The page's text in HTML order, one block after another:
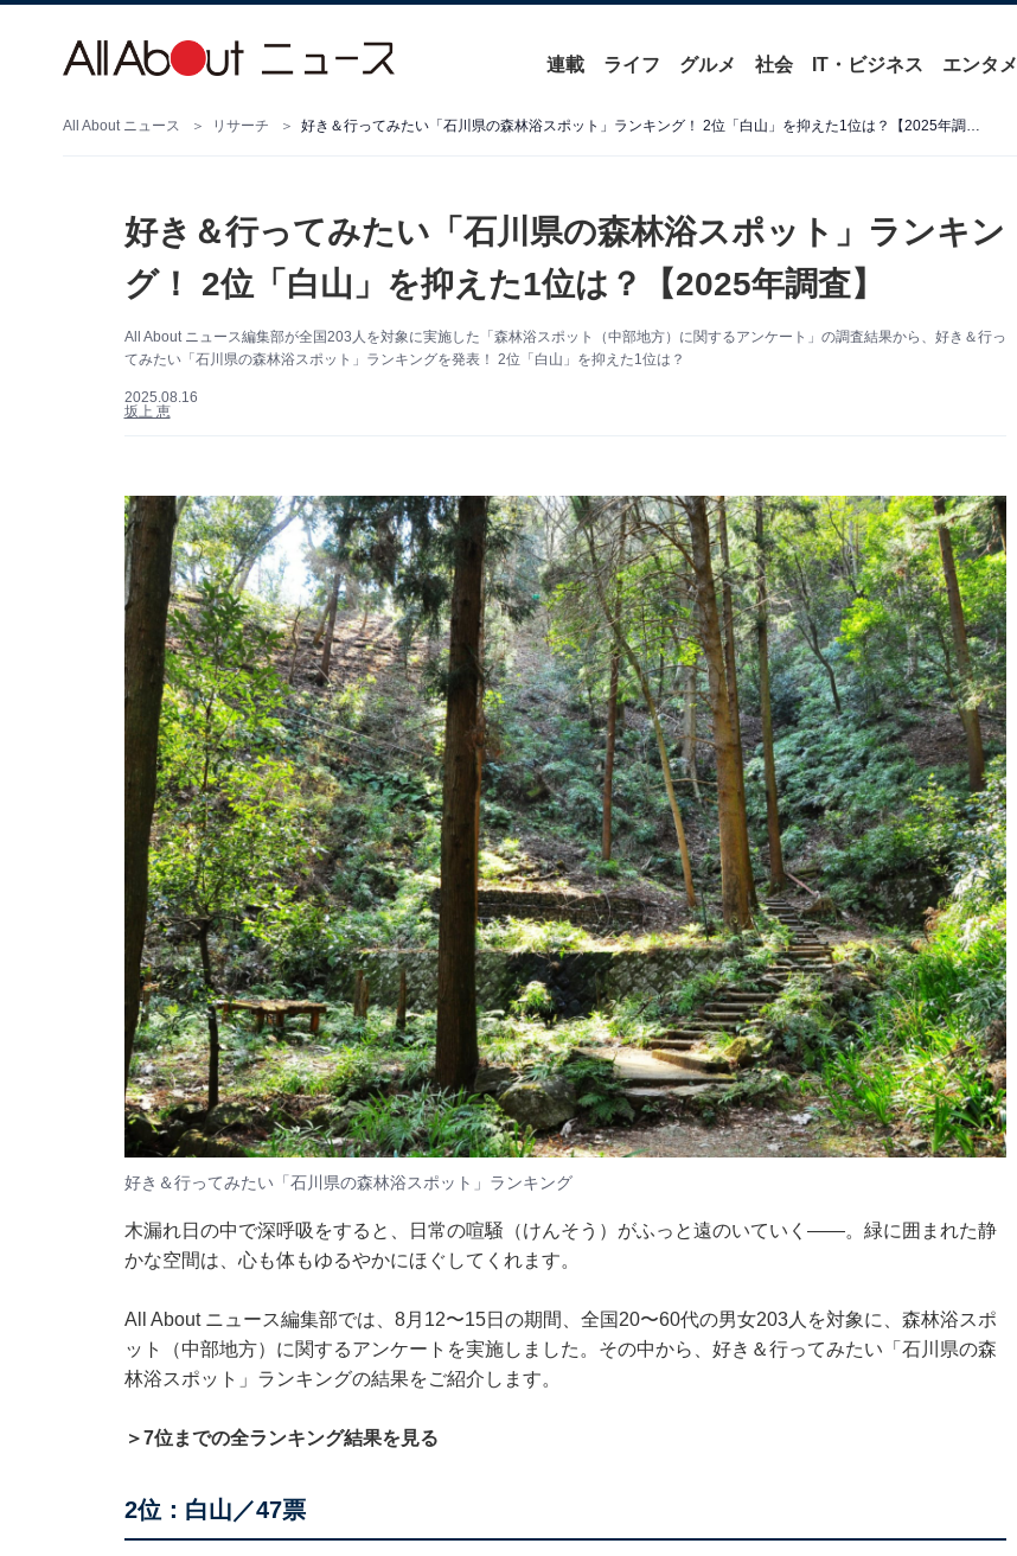
連載 ライフ グルメ 社会 IT・ビジネス エンタメ
All About ニュース リサーチ 好き＆行ってみたい「石川県の森林浴スポット」ランキング！ 2位「白山」を抑えた1位は？【2025年調査】
好き＆行ってみたい「石川県の森林浴スポット」ランキン
グ！ 2位「白山」を抑えた1位は？【2025年調査】
All About ニュース編集部が全国203人を対象に実施した「森林浴スポット（中部地方）に関するアンケート」の調査結果から、好き＆行っ
てみたい「石川県の森林浴スポット」ランキングを発表！ 2位「白山」を抑えた1位は？
2025.08.16
坂上 恵
好き＆行ってみたい「石川県の森林浴スポット」ランキング
木漏れ日の中で深呼吸をすると、日常の喧騒（けんそう）がふっと遠のいていく——。緑に囲まれた静
かな空間は、心も体もゆるやかにほぐしてくれます。
All About ニュース編集部では、8月12〜15日の期間、全国20〜60代の男女203人を対象に、森林浴スポ
ット（中部地方）に関するアンケートを実施しました。その中から、好き＆行ってみたい「石川県の森
林浴スポット」ランキングの結果をご紹介します。
＞7位までの全ランキング結果を見る
2位：白山／47票